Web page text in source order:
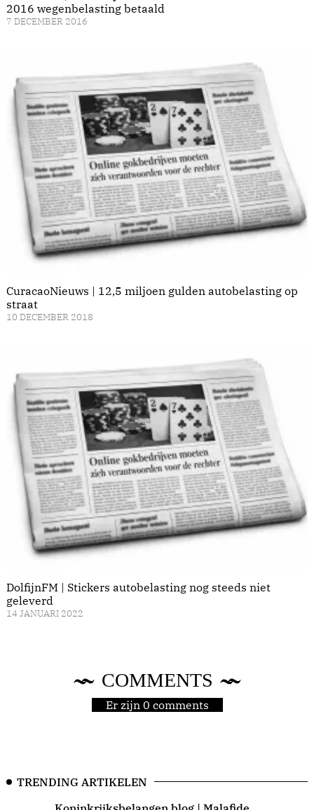
2016 wegenbelasting betaald
7 DECEMBER 2016
CuracaoNieuws | 12,5 miljoen gulden autobelasting op
straat
10 DECEMBER 2018
DolfijnFM | Stickers autobelasting nog steeds niet
geleverd
14 JANUARI 2022
COMMENTS
Er zijn 0 comments
TRENDING ARTIKELEN